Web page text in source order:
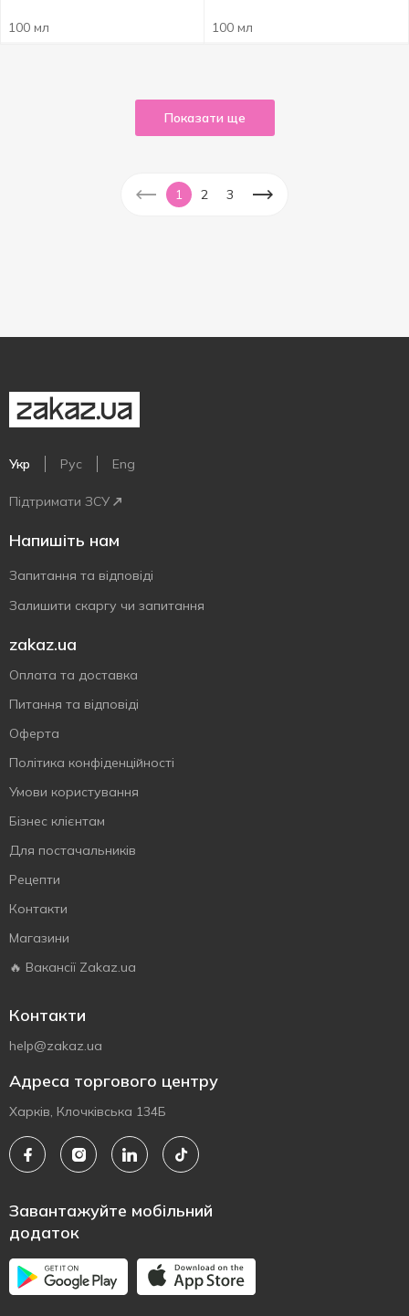
100 мл 100 мл
Показати ще
1 2 3
Укр Рус Eng
Підтримати ЗСУ
Напишіть нам
Запитання та відповіді
Залишити скаргу чи запитання
zakaz.ua
Оплата та доставка
Питання та відповіді
Оферта
Політика конфіденційності
Умови користування
Бізнес клієнтам
Для постачальників
Рецепти
Контакти
Магазини
🔥 Вакансії Zakaz.ua
Контакти
help@zakaz.ua
Адреса торгового центру
Харків, Клочківська 134Б
Завантажуйте мобільний
додаток